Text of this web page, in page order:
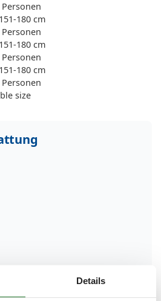
Personen
180 cm
Personen
180 cm
Personen
180 cm
Personen
size
Details